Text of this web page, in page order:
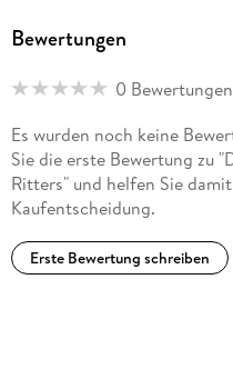
Bewertungen
0 Bewertungen
Es wurden noch keine
Sie die erste Bewertung zu
Ritters" und helfen Sie
Kaufentscheidung.
Erste Bewertung schreiben